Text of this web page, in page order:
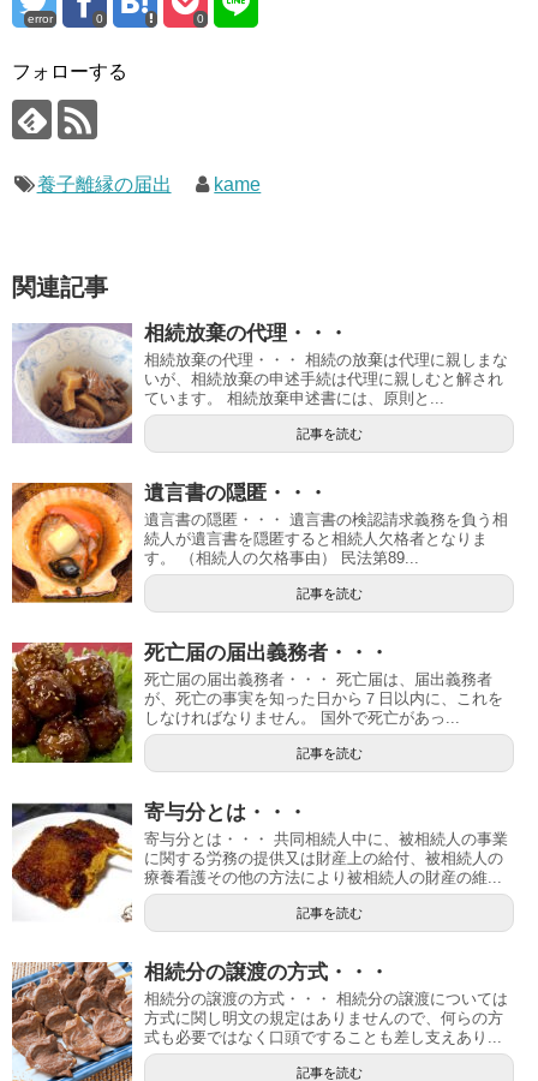
error 0 0
フォローする
養子離縁の届出 kame
関連記事
相続放棄の代理・・・
相続放棄の代理・・・ 相続の放棄は代理に親しまな
いが、相続放棄の申述手続は代理に親しむと解され
ています。 相続放棄申述書には、原則と...
記事を読む
遺言書の隠匿・・・
遺言書の隠匿・・・ 遺言書の検認請求義務を負う相
続人が遺言書を隠匿すると相続人欠格者となりま
す。 （相続人の欠格事由） 民法第89...
記事を読む
死亡届の届出義務者・・・
死亡届の届出義務者・・・ 死亡届は、届出義務者
が、死亡の事実を知った日から７日以内に、これを
しなければなりません。 国外で死亡があっ...
記事を読む
寄与分とは・・・
寄与分とは・・・ 共同相続人中に、被相続人の事業
に関する労務の提供又は財産上の給付、被相続人の
療養看護その他の方法により被相続人の財産の維...
記事を読む
相続分の譲渡の方式・・・
相続分の譲渡の方式・・・ 相続分の譲渡については
方式に関し明文の規定はありませんので、何らの方
式も必要ではなく口頭ですることも差し支えあり...
記事を読む